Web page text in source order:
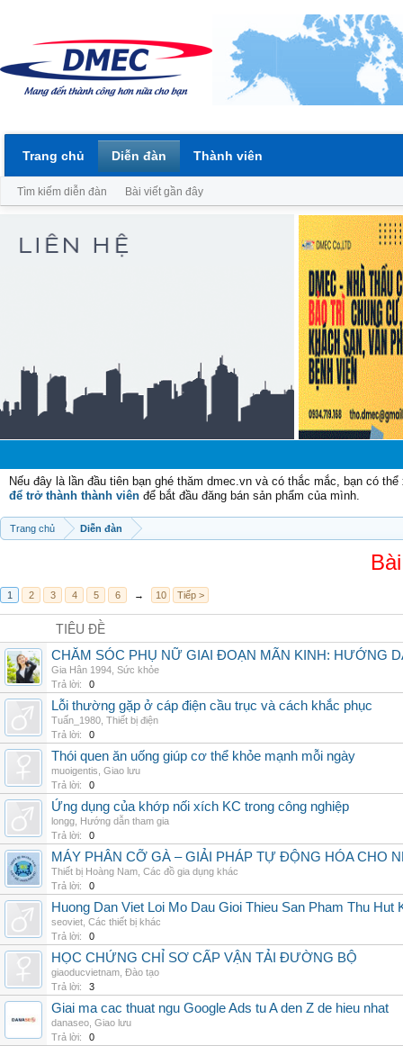
Nếu đây là lần đầu tiên bạn ghé thăm dmec.vn và có thắc mắc, bạn có
để trở thành thành viên để bắt đầu đăng bán sản phẩm của mình.
Trang chủ Diễn đàn
1 2 3 4 5 6 → 10 Tiếp >
TIÊU ĐỀ
CHĂM SÓC PHỤ NỮ GIAI ĐOẠN MÃN KINH: HƯỚNG
Gia Hân 1994 Sức khỏe
Trả lời:
0
Lỗi thường gặp ở cáp điện cầu trục và cách khắc phục
Tuấn_1980 Thiết bị điện
Trả lời:
0
Thói quen ăn uống giúp cơ thể khỏe mạnh mỗi ngày
muoigentis Giao lưu
Trả lời:
0
Ứng dụng của khớp nối xích KC trong công nghiệp
longg Hướng dẫn tham gia
Trả lời:
0
MÁY PHÂN CỠ GÀ – GIẢI PHÁP TỰ ĐỘNG HÓA CHO
Thiết bị Hoàng Nam Các đồ gia dụng khác
Trả lời:
0
Huong Dan Viet Loi Mo Dau Gioi Thieu San Pham Thu Hut
seoviet Các thiết bị khác
Trả lời:
0
HỌC CHỨNG CHỈ SƠ CẤP VẬN TẢI ĐƯỜNG BỘ
giaoducvietnam Đào tạo
Trả lời:
3
Giai ma cac thuat ngu Google Ads tu A den Z de hieu nhat
danaseo Giao lưu
Trả lời:
0
Trang chủ Diễn đàn
Tìm kiếm diễn đàn Bài viết gần đây
Thành viên